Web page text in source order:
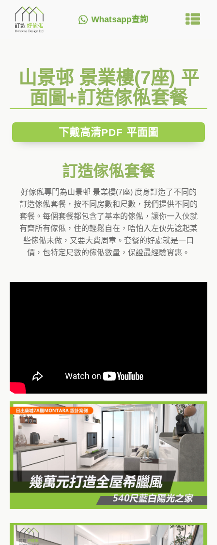
Whatsapp查詢
山景邨 景業樓(7座) 平
面圖+訂造傢俬套餐
下戴高清PDF 平面圖
訂造傢俬套餐
好傢俬專門為山景邨 景業樓(7座) 度身訂造了不同的
訂造傢俬套餐，按不同房數和尺數，我們提供不同的
套餐。每個套餐都包含了基本的傢俬，讓你一入伙就
有齊所有傢俬，住的輕鬆自在，唔怕入左伙先諗起某
些傢俬未做，又要大費周章。套餐的好處就是一口
價，包特定尺數的傢俬數量，保證最經驗實惠。